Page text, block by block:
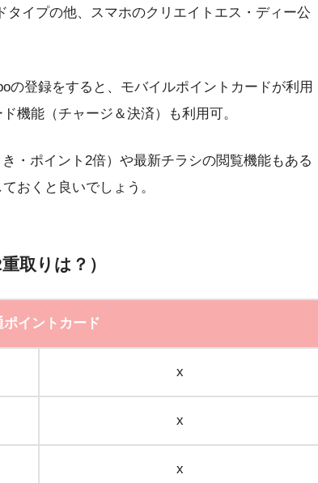
タイプの他、スマホのクリエイトエス・ディー公
の登録をすると、モバイルポイントカードが利用
機能（チャージ＆決済）も利用可。
・ポイント2倍）や最新チラシの閲覧機能もある
おくと良いでしょう。
取りは？）
ポイントカード
x
x
x